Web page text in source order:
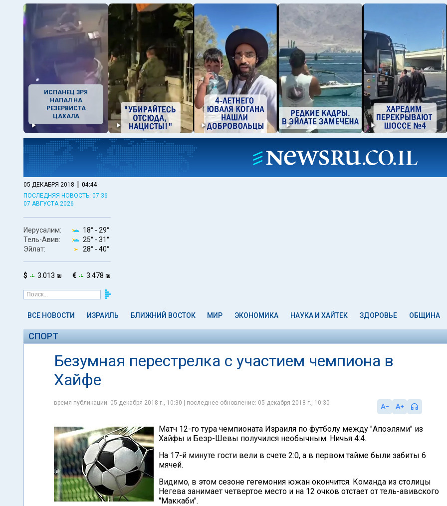
ИСПАНЕЦ ЗРЯ
НАПАЛ НА
РЕЗЕРВИСТА
ЦАХАЛА
05 ДЕКАБРЯ 2018 | 04:44
ПОСЛЕДНЯЯ НОВОСТЬ: 07:36
07 АВГУСТА 2026
Иерусалим: 18° - 29°
Тель-Авив:
25° - 31°
Эйлат:
28° - 40°
$ 3.013 ₪ € 3.478 ₪
ВСЕ НОВОСТИ ИЗРАИЛЬ БЛИЖНИЙ ВОСТОК МИР ЭКОНОМИКА НАУКА И ХАЙТЕК ЗДОРОВЬЕ ОБЩИНА
СПОРТ
Безумная перестрелка с участием чемпиона в
Хайфе
время публикации: 05 декабря 2018 г., 10:30 | последнее обновление: 05 декабря 2018 г., 10:30
Матч 12-го тура чемпионата Израиля по футболу между "Апоэлями" из
Хайфы и Беэр-Шевы получился необычным. Ничья 4:4.
На 17-й минуте гости вели в счете 2:0, а в первом тайме были забиты 6
мячей.
Видимо, в этом сезоне гегемония южан окончится. Команда из столицы
Негева занимает четвертое место и на 12 очков отстает от тель-авивского
"Маккаби".